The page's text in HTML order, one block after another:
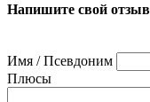
Напишите свой
Имя / Псевдоним
Плюсы